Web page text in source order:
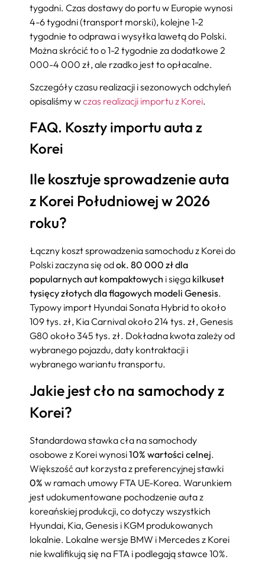
tygodni. Czas dostawy do portu w Europie wynosi
4-6 tygodni (transport morski), kolejne 1-2
tygodnie to odprawa i wysyłka lawetą do Polski.
Można skrócić to o 1-2 tygodnie za dodatkowe 2
000-4 000 zł, ale rzadko jest to opłacalne.
Szczegóły czasu realizacji i sezonowych odchyleń
opisaliśmy wczas realizacji importu z Korei.
FAQ. Koszty importu auta z
Korei
Ile kosztuje sprowadzenie auta
z Korei Południowej w 2026
roku?
Łączny koszt sprowadzenia samochodu z Korei do
Polski zaczyna się odok. 80 000 zł dla
popularnych aut kompaktowych i sięga kilkuset
tysięcy złotych dla flagowych modeli Genesis.
Typowy import Hyundai Sonata Hybrid to około
109 tys. zł, Kia Carnival około 214 tys. zł, Genesis
G80 około 345 tys. zł. Dokładna kwota zależy od
wybranego pojazdu, daty kontraktacji i
wybranego wariantu transportu.
Jakie jest cło na samochody z
Korei?
Standardowa stawka cła na samochody
osobowe z Korei wynosi10% wartości celnej.
Większość aut korzysta z preferencyjnej stawki
0% w ramach umowy FTA UE-Korea. Warunkiem
jest udokumentowane pochodzenie auta z
koreańskiej produkcji, co dotyczy wszystkich
Hyundai, Kia, Genesis i KGM produkowanych
lokalnie. Lokalne wersje BMW i Mercedes z Korei
nie kwalifikują się na FTA i podlegają stawce 10%.